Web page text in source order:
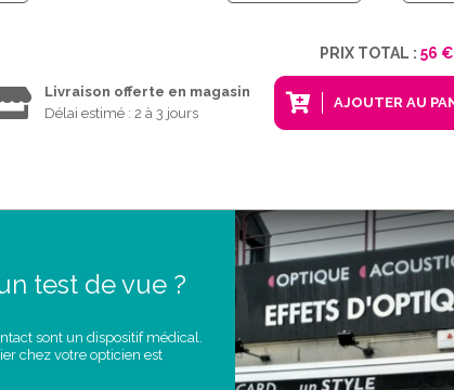
PRIX TOTAL : 56 €
AJOUTER AU
Livraison offerte en magasin
Délai estimé : 2 à 3 jours
test de vue ?
sont un dispositif médical.
chez votre opticien est